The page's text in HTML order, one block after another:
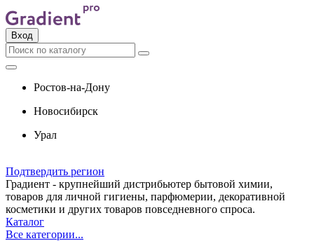
Вход
Ростов-на-Дону
Новосибирск
Урал
Подтвердить регион
Градиент - крупнейший дистрибьютер бытовой химии,
товаров для личной гигиены, парфюмерии, декоративной
косметики и других товаров повседневного спроса.
Каталог
Все категории...